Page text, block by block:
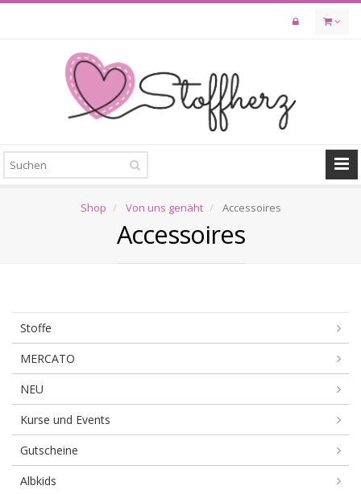
Skip
Shop Von uns genäht Accessoires
Accessoires
Stoffe
MERCATO
NEU
Kurse und Events
Gutscheine
Albkids